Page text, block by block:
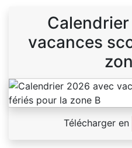
vacances
Télécharger en